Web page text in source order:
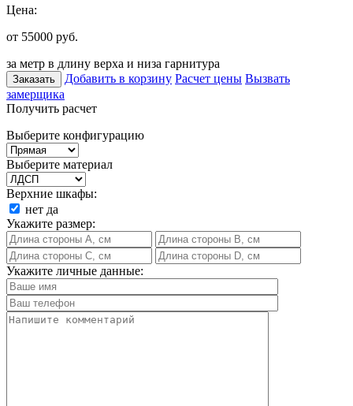
Цена:
от 55000 руб.
за метр в длину верха и низа гарнитура
Заказать Добавить в корзину Расчет цены Вызвать
замерщика
Получить расчет
Выберите конфигурацию
Выберите материал
Верхние шкафы:
нет да
Укажите размер:
Укажите личные данные: